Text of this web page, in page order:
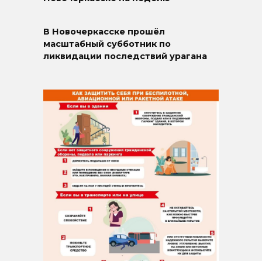
В Новочеркасске прошёл
масштабный субботник по
ликвидации последствий урагана